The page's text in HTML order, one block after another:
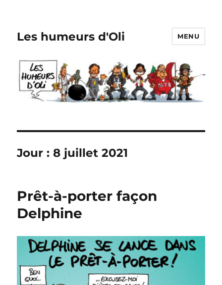
Les humeurs d'Oli MENU
Jour :8 juillet 2021
Prêt-à-porter façon
Delphine